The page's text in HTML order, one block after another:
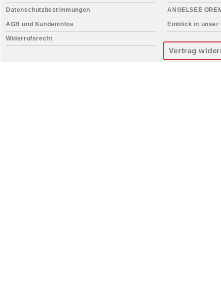
Datenschutzbestimmungen
AGB und Kundeninfos
Widerrufsrecht
ANGELSEE
Einblick in unser
Vertrag